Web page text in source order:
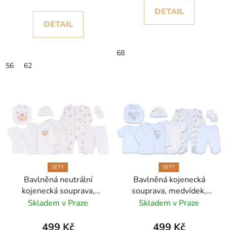
DETAIL
56 62
DETAIL
68
SETY
Bavlněná neutrální
kojenecká souprava,
Cutiebear, set - 8ks
Skladem v Praze
499 Kč
SETY
Bavlněná kojenecká
souprava, medvídek,
sweetdreams, 8dílná
Skladem v Praze
499 Kč